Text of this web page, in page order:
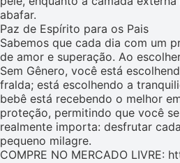
abafar.
Paz de Espírito para os Pais
Sabemos que cada dia com um
de amor e superação. Ao
Sem Gênero, você está
fralda; está escolhendo a
bebê está recebendo o melhor
proteção, permitindo que você
realmente importa: desfrutar
pequeno milagre.
COMPRE NO MERCADO LIVRE: